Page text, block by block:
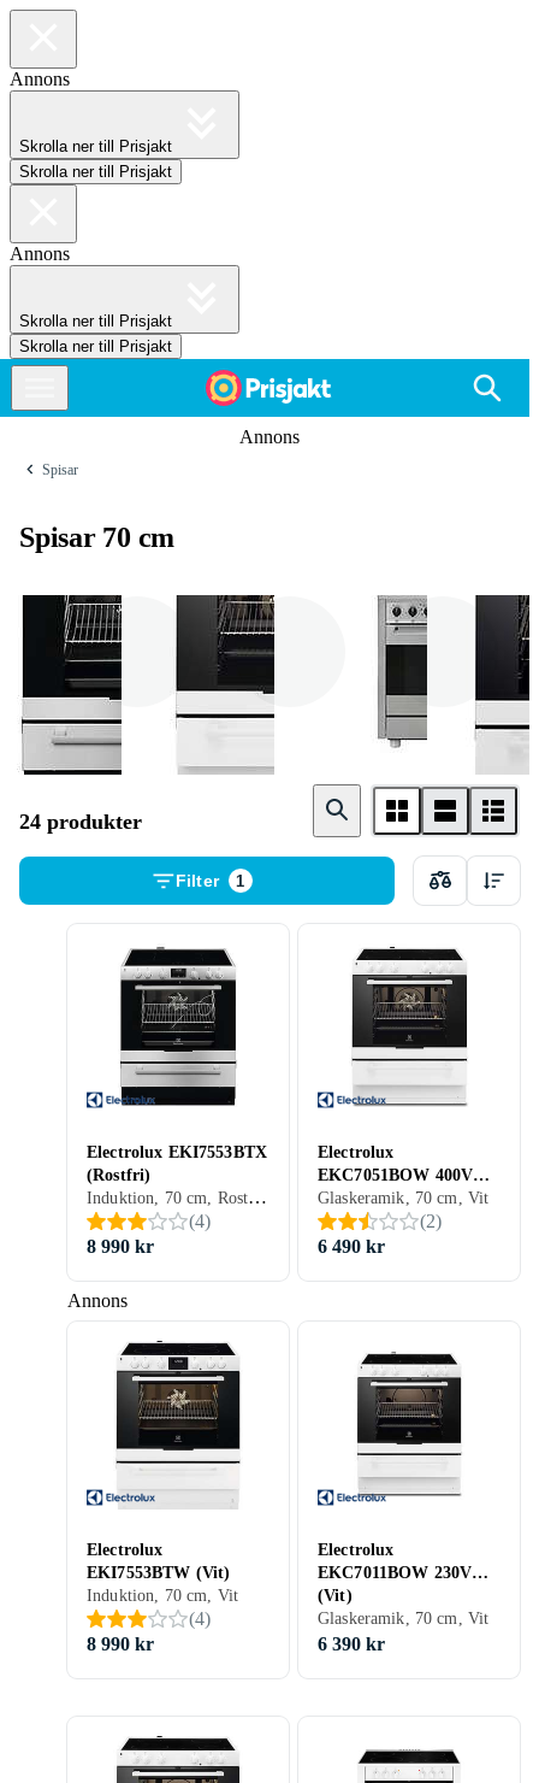
Annons
Skrolla ner till Prisjakt
Skrolla ner till Prisjakt
Annons
Skrolla ner till Prisjakt
Skrolla ner till Prisjakt
Annons
Spisar
Spisar 70 cm
Induktion
24 produkter
Filter 1
Annons
Electrolux EKI7553BTX
(Rostfri)
Induktion, 70 cm, Rostfritt stål, Transparent
(4)
8 990 kr
Electrolux
EKC7051BOW 400V
(Vit)
Glaskeramik, 70 cm, Vit
(2)
6 490 kr
Electrolux
EKI7553BTW (Vit)
Induktion, 70 cm, Vit
(4)
8 990 kr
Electrolux
EKC7011BOW 230V
(Vit)
Glaskeramik, 70 cm, Vit
6 390 kr